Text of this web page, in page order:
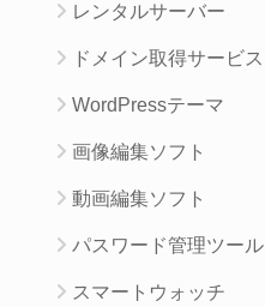
レンタルサーバー
ドメイン取得サービス
WordPressテーマ
画像編集ソフト
動画編集ソフト
パスワード管理ツール
スマートウォッチ